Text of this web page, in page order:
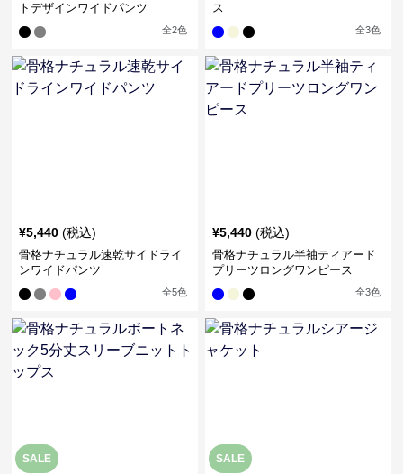
トデザインワイドパンツ
全2色
ス
全3色
¥5,440 (税込)
骨格ナチュラル速乾サイドライ
ンワイドパンツ
全5色
¥5,440 (税込)
骨格ナチュラル半袖ティアード
プリーツロングワンピース
全3色
SALE SALE